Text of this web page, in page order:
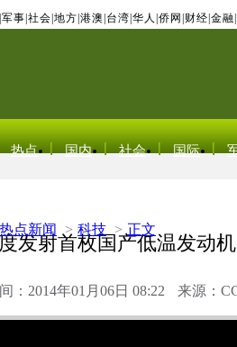
军事 社会 地方 港澳 台湾 华人 侨网 财经 金融
热点 国内 社会 国际
热点新闻 > 科技 > 正文
发射首枚国产低温发动
：2014年01月06日 08:22 来源：